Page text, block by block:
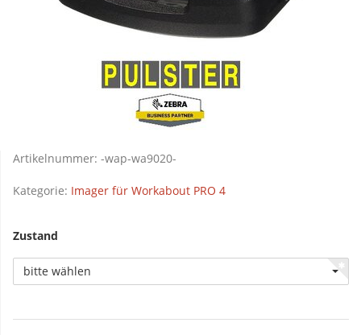
Artikelnummer: -wap-wa9020-
Kategorie: Imager für Workabout PRO 4
Zustand
bitte wählen